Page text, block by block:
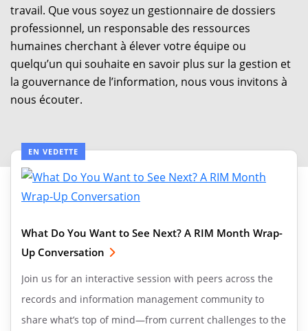
travail. Que vous soyez un gestionnaire de dossiers
professionnel, un responsable des ressources
humaines cherchant à élever votre équipe ou
quelqu’un qui souhaite en savoir plus sur la gestion et
la gouvernance de l’information, nous vous invitons à
nous écouter.
EN VEDETTE
What Do You Want to See Next? A RIM Month Wrap-
Up Conversation
Join us for an interactive session with peers across the
records and information management community to
share what’s top of mind—from current challenges to the